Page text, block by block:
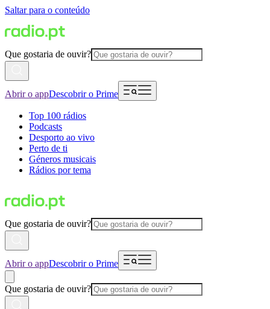
Saltar para o conteúdo
Que gostaria de ouvir?
Abrir o appDescobrir o Prime
Top 100 rádios
Podcasts
Desporto ao vivo
Perto de ti
Géneros musicais
Rádios por tema
Que gostaria de ouvir?
Abrir o appDescobrir o Prime
Que gostaria de ouvir?